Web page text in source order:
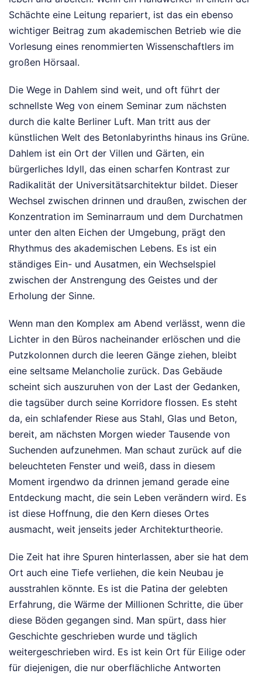
Schächte eine Leitung repariert, ist das ein ebenso
wichtiger Beitrag zum akademischen Betrieb wie die
Vorlesung eines renommierten Wissenschaftlers im
großen Hörsaal.
Die Wege in Dahlem sind weit, und oft führt der
schnellste Weg von einem Seminar zum nächsten
durch die kalte Berliner Luft. Man tritt aus der
künstlichen Welt des Betonlabyrinths hinaus ins Grüne.
Dahlem ist ein Ort der Villen und Gärten, ein
bürgerliches Idyll, das einen scharfen Kontrast zur
Radikalität der Universitätsarchitektur bildet. Dieser
Wechsel zwischen drinnen und draußen, zwischen der
Konzentration im Seminarraum und dem Durchatmen
unter den alten Eichen der Umgebung, prägt den
Rhythmus des akademischen Lebens. Es ist ein
ständiges Ein- und Ausatmen, ein Wechselspiel
zwischen der Anstrengung des Geistes und der
Erholung der Sinne.
Wenn man den Komplex am Abend verlässt, wenn die
Lichter in den Büros nacheinander erlöschen und die
Putzkolonnen durch die leeren Gänge ziehen, bleibt
eine seltsame Melancholie zurück. Das Gebäude
scheint sich auszuruhen von der Last der Gedanken,
die tagsüber durch seine Korridore flossen. Es steht
da, ein schlafender Riese aus Stahl, Glas und Beton,
bereit, am nächsten Morgen wieder Tausende von
Suchenden aufzunehmen. Man schaut zurück auf die
beleuchteten Fenster und weiß, dass in diesem
Moment irgendwo da drinnen jemand gerade eine
Entdeckung macht, die sein Leben verändern wird. Es
ist diese Hoffnung, die den Kern dieses Ortes
ausmacht, weit jenseits jeder Architekturtheorie.
Die Zeit hat ihre Spuren hinterlassen, aber sie hat dem
Ort auch eine Tiefe verliehen, die kein Neubau je
ausstrahlen könnte. Es ist die Patina der gelebten
Erfahrung, die Wärme der Millionen Schritte, die über
diese Böden gegangen sind. Man spürt, dass hier
Geschichte geschrieben wurde und täglich
weitergeschrieben wird. Es ist kein Ort für Eilige oder
für diejenigen, die nur oberflächliche Antworten